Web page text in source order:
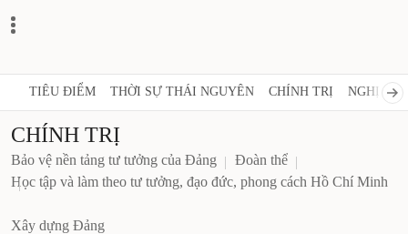
TIÊU ĐIỂM THỜI SỰ THÁI NGUYÊN CHÍNH TRỊ NGHỊ
CHÍNH TRỊ
Bảo vệ nền tảng tư tưởng của Đảng
Đoàn thể
Học tập và làm theo tư tưởng, đạo đức, phong cách Hồ Chí Minh
Xây dựng Đảng